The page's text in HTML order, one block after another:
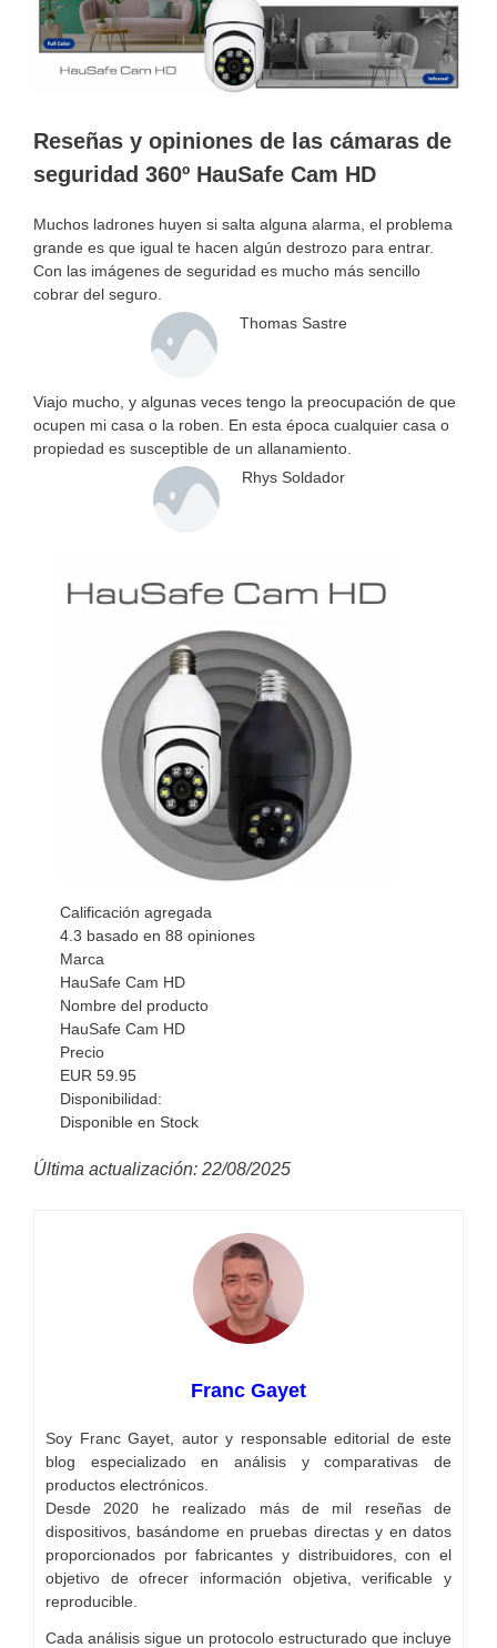
Reseñas y opiniones de las cámaras de
seguridad 360º HauSafe Cam HD
Muchos ladrones huyen si salta alguna alarma, el problema
grande es que igual te hacen algún destrozo para entrar.
Con las imágenes de seguridad es mucho más sencillo
cobrar del seguro.
Thomas Sastre
Viajo mucho, y algunas veces tengo la preocupación de que
ocupen mi casa o la roben. En esta época cualquier casa o
propiedad es susceptible de un allanamiento.
Rhys Soldador
Calificación agregada
4.3 basado en88 opiniones
Marca
HauSafe Cam HD
Nombre del producto
HauSafe Cam HD
Precio
EUR 59.95
Disponibilidad:
Disponible en Stock
Última actualización: 22/08/2025
Franc Gayet
Soy Franc Gayet, autor y responsable editorial de este
blog especializado en análisis y comparativas de
productos electrónicos.
Desde 2020 he realizado más de mil reseñas de
dispositivos, basándome en pruebas directas y en datos
proporcionados por fabricantes y distribuidores, con el
objetivo de ofrecer información objetiva, verificable y
reproducible.
Cada análisis sigue un protocolo estructurado que incluye